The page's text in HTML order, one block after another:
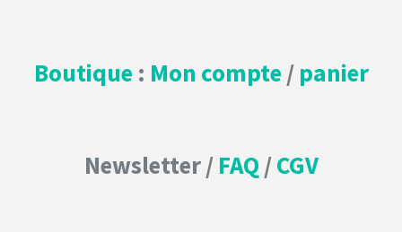
Boutique : Mon compte / panier
Newsletter / FAQ /CGV